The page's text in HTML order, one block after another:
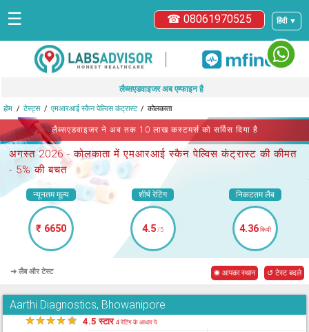
हिंदी ▼
☎ 08061970525
☰
|
लैब्सएडवाइजर अब एम्फाइन है
होम टेस्ट्स एमआरआई स्कैन पेल्विस कंट्रास्ट कोलकाता
लैब्सएडवाइजर ने अब तक 10 लाख कस्टमर्स को सर्विस दिया है
अगस्त 2026 -कोलकाता में एमआरआई स्कैन पेल्विस कंट्रास्ट की कीमत
- 5% की बचत
न्यूनतम मूल्य
₹ 6650
शीर्ष रेटिंग
4.5/5
निकटतम लैब
4.36किमी
➜ लैब और टेस्ट ◉ आपका स्थान ↺ टेस्ट बदले
Aarthi Diagnostics, Bhowanipore
★★★★★ 4.5 स्टार4 रेटिंग के आधार पे